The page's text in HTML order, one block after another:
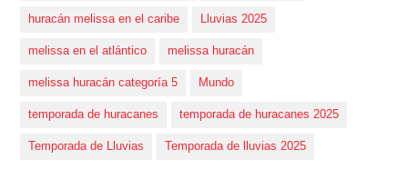
huracán melissa en el caribe Lluvias 2025
melissa en el atlántico melissa huracán
melissa huracán categoría 5 Mundo
temporada de huracanes temporada de huracanes 2025
Temporada de Lluvias Temporada de lluvias 2025